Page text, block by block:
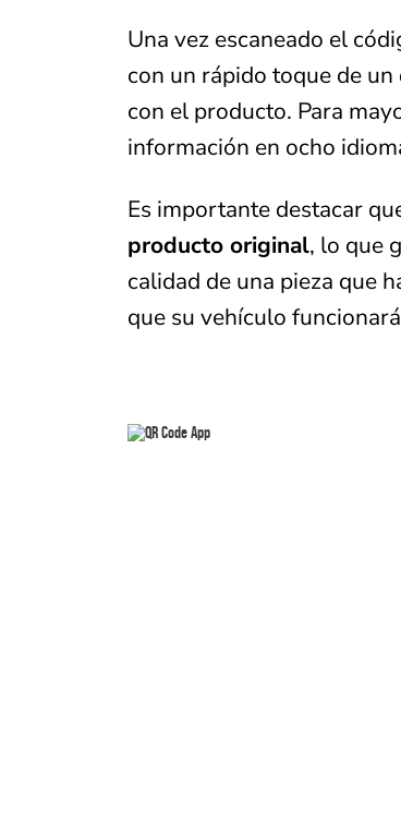
Una vez escaneado el
con un rápido toque de
con el producto. Para
información en ocho
Es importante destacar
producto original, lo que
calidad de una pieza que
que su vehículo